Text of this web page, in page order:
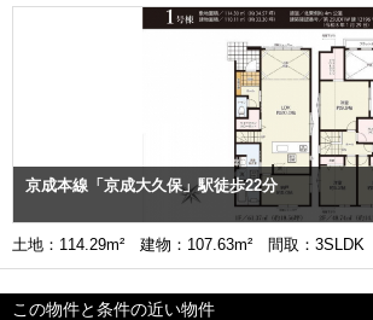
京成本線「京成大久保」駅徒歩22分
土地：114.29m² 建物：107.63m² 間取：3SLDK
この物件と条件の近い物件